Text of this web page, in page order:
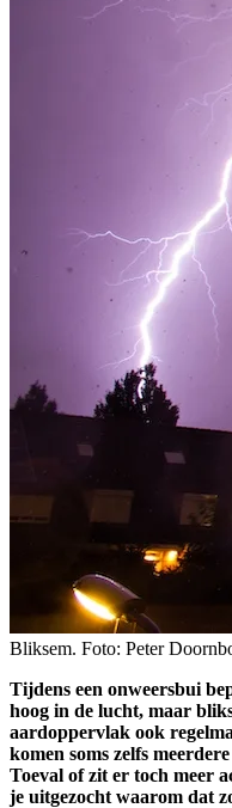
Bliksem. Foto: Peter
Tijdens een onweersbui
hoog in de lucht, maar
aardoppervlak ook
komen soms zelfs
Toeval of zit er toch meer
je uitgezocht waarom dat